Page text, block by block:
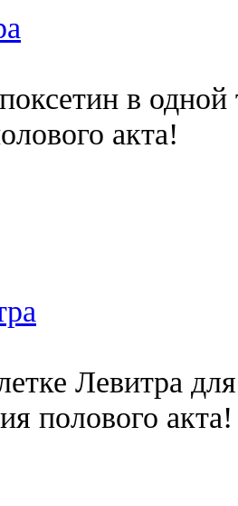
в одной
акта!
Левитра
полового акта!